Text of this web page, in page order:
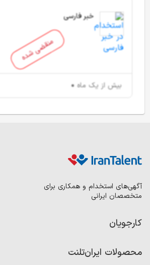
منقضی شده
خبر فارسی
بیش از یک ماه
آگهی‌های استخدام و همکاری برای
متخصصان ایرانی
کارجویان
رزومه ساز
محصولات ایران‌تلنت